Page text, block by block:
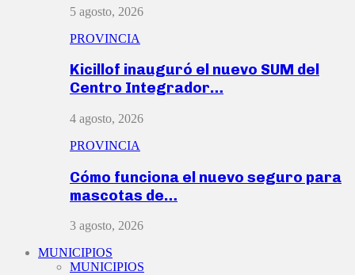
5 agosto, 2026
PROVINCIA
Kicillof inauguró el nuevo SUM del
Centro Integrador…
4 agosto, 2026
PROVINCIA
Cómo funciona el nuevo seguro para
mascotas de…
3 agosto, 2026
MUNICIPIOS
MUNICIPIOS